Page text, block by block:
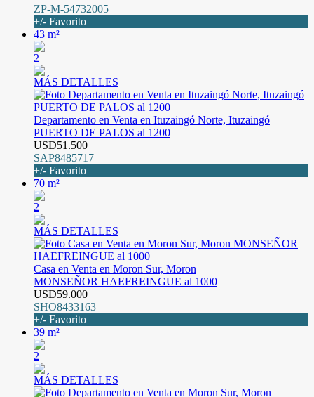
ZP-M-54732005
+/- Favorito
43 m²
2
MÁS DETALLES
Departamento en Venta en Ituzaingó Norte, Ituzaingó
PUERTO DE PALOS al 1200
USD51.500
SAP8485717
+/- Favorito
70 m²
2
MÁS DETALLES
Casa en Venta en Moron Sur, Moron
MONSEÑOR HAEFREINGUE al 1000
USD59.000
SHO8433163
+/- Favorito
39 m²
2
MÁS DETALLES